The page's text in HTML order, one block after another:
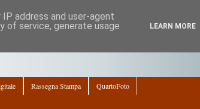
Rassegna Stampa
QuartoFoto
address and user-agent
of service, generate usage
LEARN MORE